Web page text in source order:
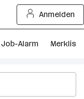
Anmelden
Job-Alarm Merkliste